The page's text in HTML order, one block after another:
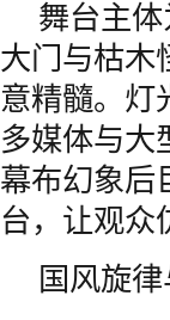
舞台主
大门与枯木
意精髓。灯
多媒体与
幕布幻象后
台，让观众
国风旋